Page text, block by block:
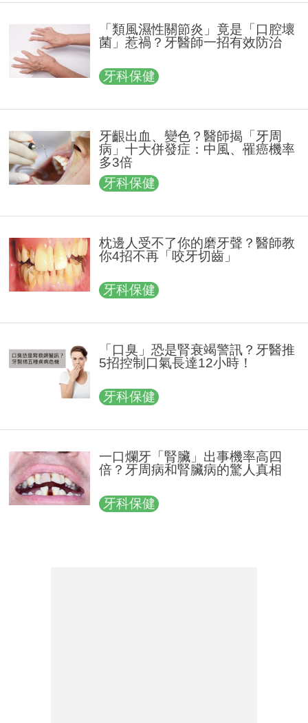
「類風濕性關節炎」竟是「口腔壞
菌」惹禍？牙醫師一招有效防治
牙科保健
牙齦出血、變色？醫師揭「牙周
病」十大併發症：中風、罹癌機率
多3倍
牙科保健
枕邊人受不了你的磨牙聲？醫師教
你4招不再「咬牙切齒」
牙科保健
「口臭」恐是腎衰竭警訊？牙醫推
5招控制口氣長達12小時！
牙科保健
一口爛牙「腎臟」出事機率高四
倍？牙周病和腎臟病的驚人真相
牙科保健